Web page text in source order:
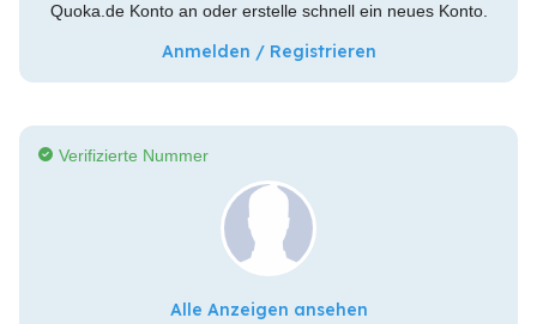
Quoka.de Konto an oder erstelle schnell ein neues Konto.
Anmelden / Registrieren
Verifizierte Nummer
Alle Anzeigen ansehen